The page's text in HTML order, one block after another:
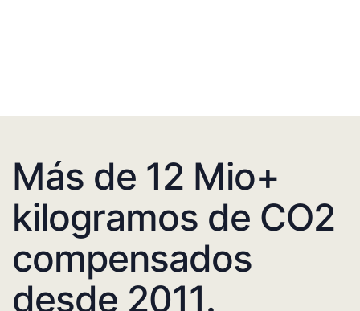
Más de 12 Mio+
kilogramos de CO2
compensados
desde 2011.